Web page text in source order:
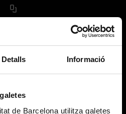
Detalls Informació
de Barcelona utilitza galetes